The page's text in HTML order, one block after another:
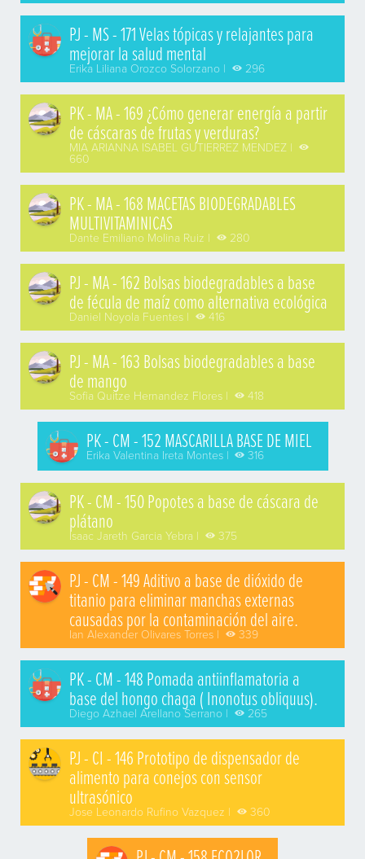
PJ - MS - 171 Velas tópicas y relajantes para
mejorar la salud mental
Erika Liliana Orozco Solorzano | 296
PK - MA - 169 ¿Cómo generar energía a partir
de cáscaras de frutas y verduras?
MIA ARIANNA ISABEL GUTIERREZ MENDEZ |
660
PK - MA - 168 MACETAS BIODEGRADABLES
MULTIVITAMINICAS
Dante Emiliano Molina Ruiz | 280
PJ - MA - 162 Bolsas biodegradables a base
de fécula de maíz como alternativa ecológica
Daniel Noyola Fuentes | 416
PJ - MA - 163 Bolsas biodegradables a base
de mango
Sofia Quitze Hernandez Flores | 418
PK - CM - 152 MASCARILLA BASE DE MIEL
Erika Valentina Ireta Montes | 316
PK - CM - 150 Popotes a base de cáscara de
plátano
Isaac Jareth Garcia Yebra | 375
PJ - CM - 149 Aditivo a base de dióxido de
titanio para eliminar manchas externas
causadas por la contaminación del aire.
Ian Alexander Olivares Torres | 339
PK - CM - 148 Pomada antiinflamatoria a
base del hongo chaga ( Inonotus obliquus).
Diego Azhael Arellano Serrano | 265
PJ - CI - 146 Prototipo de dispensador de
alimento para conejos con sensor
ultrasónico
Jose Leonardo Rufino Vazquez | 360